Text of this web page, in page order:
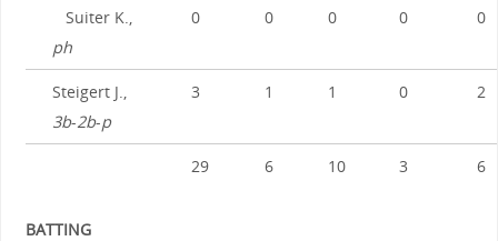
Suiter K.,
ph
0 0 0 0 0
Steigert J.,
3b-2b-p
3 1 1 0 2
29 6 10 3 6
BATTING